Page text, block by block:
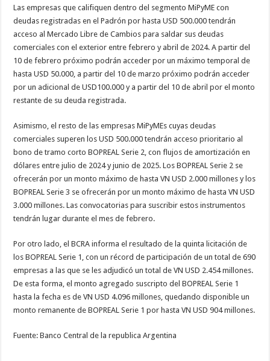
Las empresas que califiquen dentro del segmento MiPyME con
deudas registradas en el Padrón por hasta USD 500.000 tendrán
acceso al Mercado Libre de Cambios para saldar sus deudas
comerciales con el exterior entre febrero y abril de 2024. A partir del
10 de febrero próximo podrán acceder por un máximo temporal de
hasta USD 50.000, a partir del 10 de marzo próximo podrán acceder
por un adicional de USD100.000 y a partir del 10 de abril por el monto
restante de su deuda registrada.
Asimismo, el resto de las empresas MiPyMEs cuyas deudas
comerciales superen los USD 500.000 tendrán acceso prioritario al
bono de tramo corto BOPREAL Serie 2, con flujos de amortización en
dólares entre julio de 2024 y junio de 2025. Los BOPREAL Serie 2 se
ofrecerán por un monto máximo de hasta VN USD 2.000 millones y los
BOPREAL Serie 3 se ofrecerán por un monto máximo de hasta VN USD
3.000 millones. Las convocatorias para suscribir estos instrumentos
tendrán lugar durante el mes de febrero.
Por otro lado, el BCRA informa el resultado de la quinta licitación de
los BOPREAL Serie 1, con un récord de participación de un total de 690
empresas a las que se les adjudicó un total de VN USD 2.454 millones.
De esta forma, el monto agregado suscripto del BOPREAL Serie 1
hasta la fecha es de VN USD 4.096 millones, quedando disponible un
monto remanente de BOPREAL Serie 1 por hasta VN USD 904 millones.
Fuente: Banco Central de la republica Argentina